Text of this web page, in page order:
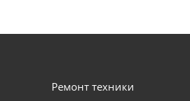
Ремонт техники